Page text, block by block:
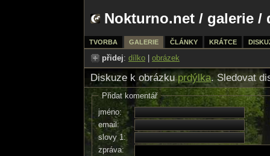
Nokturno.net / galerie /
TVORBA GALERIE ČLÁNKY KRÁTCE
přidej: dílko obrázek
Diskuze k obrázkuprdýlka. Sledovat
Přidat komentář
jméno:
email:
slovy 1:
zpráva: